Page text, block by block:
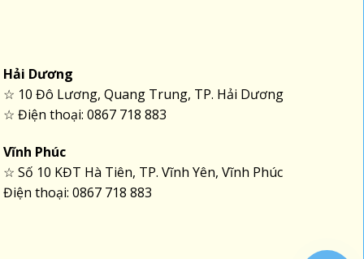
Hải Dương
☆ 10 Đô Lương, Quang Trung, TP. Hải Dương
☆ Điện thoại: 0867 718 883
Vĩnh Phúc
☆ Số 10 KĐT Hà Tiên, TP. Vĩnh Yên, Vĩnh Phúc
Điện thoại: 0867 718 883